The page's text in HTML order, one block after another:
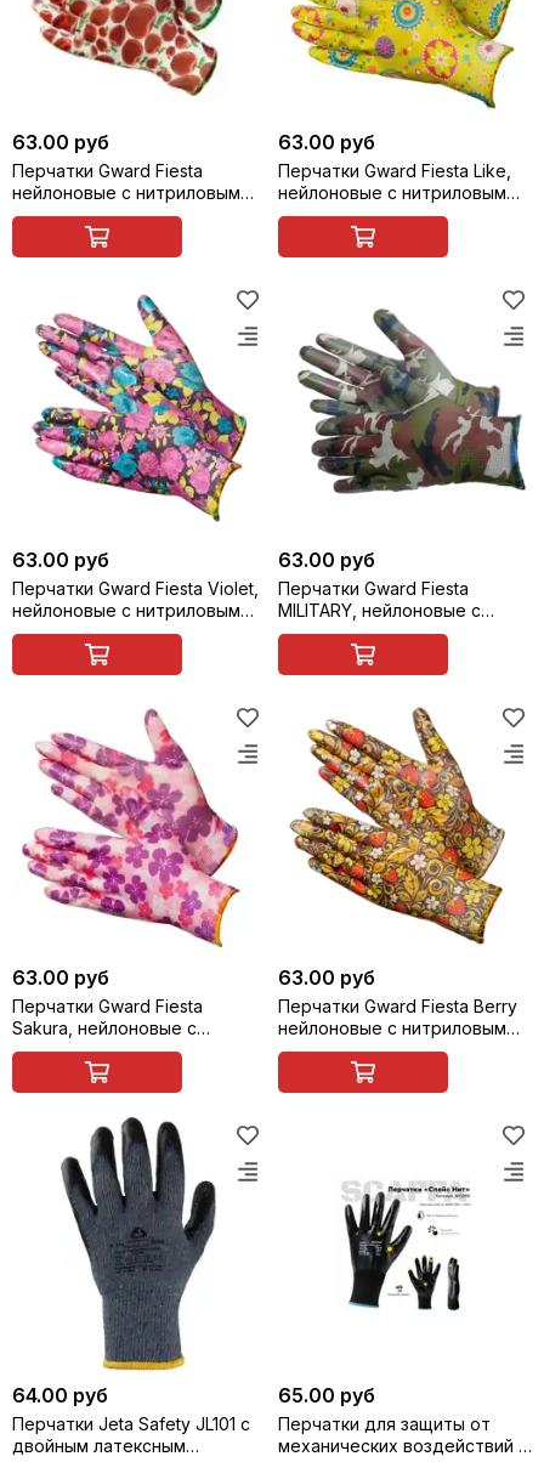
63.00 руб
Перчатки Gward Fiesta
нейлоновые с нитриловым
покрытием
63.00 руб
Перчатки Gward Fiesta Like,
нейлоновые с нитриловым
покрытием
63.00 руб
Перчатки Gward Fiesta Violet,
нейлоновые с нитриловым
покрытием
63.00 руб
Перчатки Gward Fiesta
MILITARY, нейлоновые с
нитриловым покрытием
63.00 руб
Перчатки Gward Fiesta
Sakura, нейлоновые с
нитриловым покрытием
63.00 руб
Перчатки Gward Fiesta Berry
нейлоновые с нитриловым
покрытием
64.00 руб
Перчатки Jeta Safety JL101 c
двойным латексным
65.00 руб
Перчатки для защиты от
механических воздействий и